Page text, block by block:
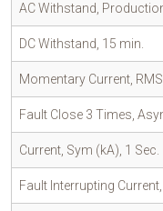
AC Withstand,
DC Withstand, 15 min.
Momentary Current,
Fault Close 3 Times,
Current, Sym (kA), 1 Sec.
Fault Interrupting